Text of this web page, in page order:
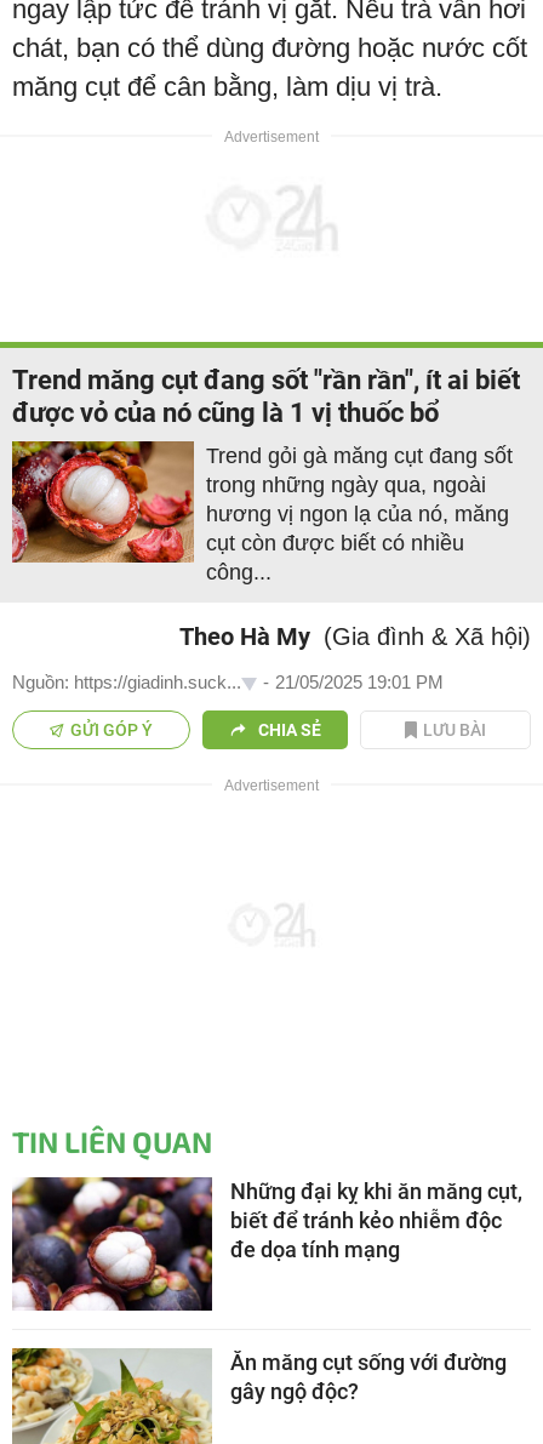
ngay lập tức để tránh vị gắt. Nếu trà vẫn hơi
chát, bạn có thể dùng đường hoặc nước cốt
măng cụt để cân bằng, làm dịu vị trà.
Trend măng cụt đang sốt "rần rần", ít ai biết
được vỏ của nó cũng là 1 vị thuốc bổ
Trend gỏi gà măng cụt đang sốt
trong những ngày qua, ngoài
hương vị ngon lạ của nó, măng
cụt còn được biết có nhiều
công...
Theo Hà My (Gia đình & Xã hội)
Nguồn: https://giadinh.suck... - 21/05/2025 19:01 PM
GỬI GÓP Ý CHIA SẺ LƯU BÀI
TIN LIÊN QUAN
Những đại kỵ khi ăn măng cụt,
biết để tránh kẻo nhiễm độc
đe dọa tính mạng
Ăn măng cụt sống với đường
gây ngộ độc?